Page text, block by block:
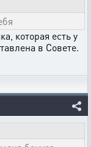
которая есть у
в Совете.